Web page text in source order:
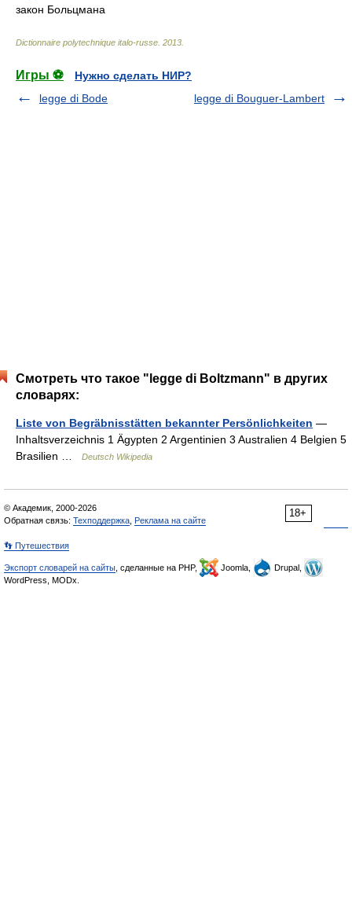
закон Больцмана
Dictionnaire polytechnique italo-russe 2013
Игры ⚽
Нужно сделать НИР?
legge di Bode
legge di Bouguer-Lambert
Смотреть что такое "legge di Boltzmann" в других
словарях:
Liste von Begräbnisstätten bekannter Persönlichkeiten —
Inhaltsverzeichnis 1 Ägypten 2 Argentinien 3 Australien 4 Belgien 5
Brasilien …
Deutsch Wikipedia
18+
© Академик, 2000-2026
Обратная связь: Техподдержка Реклама на сайте
👣 Путешествия
Экспорт словарей на сайты , сделанные на PHP, Joomla,
Drupal,
WordPress, MODx.